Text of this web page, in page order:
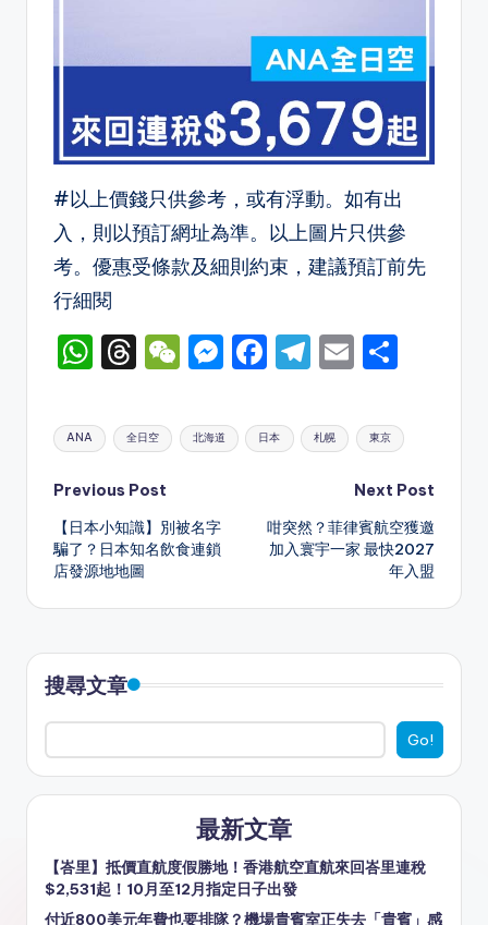
#以上價錢只供參考，或有浮動。如有出
入，則以預訂網址為準。以上圖片只供參
考。優惠受條款及細則約束，建議預訂前先
行細閱
W
a
ts
A
p
p
T
e
a
d
s
W
C
h
t
M
s
s
er
F
c
e
o
o
k
T
e
gr
m
E
ai
l
ar
e
Tags:
ANA 全日空 北海道 日本 札幌 東京
Post
navigation
Previous Post
【日本小知識】別被名字
騙了？日本知名飲食連鎖
店發源地地圖
Next Post
咁突然？菲律賓航空獲邀
加入寰宇一家 最快2027
年入盟
搜尋文章
Go!
最新文章
【峇里】抵價直航度假勝地！香港航空直航來回峇里連稅
$2,531起！10月至12月指定日子出發
付近800美元年費也要排隊？機場貴賓室正失去「貴賓」感